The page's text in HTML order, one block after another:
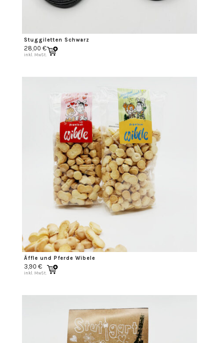
Stuggiletten Schwarz
28,00 €
inkl. MwSt.
Äffle und Pferde Wibele
3,90 €
inkl. MwSt.